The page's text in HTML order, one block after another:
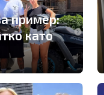
пример:
като